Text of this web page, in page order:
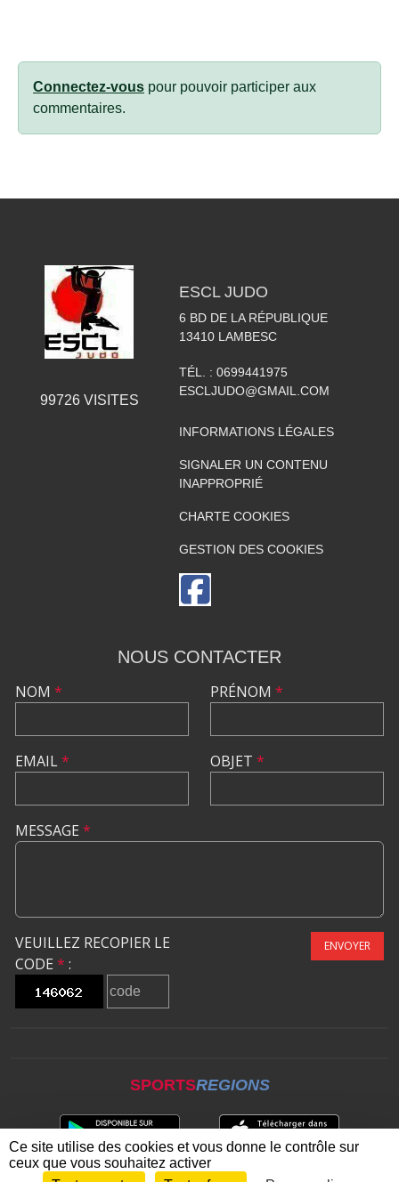
Connectez-vous pour pouvoir participer aux
commentaires.
99726VISITES
ESCL JUDO
6 BD DE LA RÉPUBLIQUE
13410 LAMBESC
TÉL. : 0699441975
ESCLJUDO@GMAIL.COM
INFORMATIONS LÉGALES
SIGNALER UN CONTENU
INAPPROPRIÉ
CHARTE COOKIES
GESTION DES COOKIES
NOUS CONTACTER
NOM *
EMAIL*
PRÉNOM *
OBJET *
MESSAGE *
VEUILLEZ RECOPIER LE
CODE * :
ENVOYER
SPORTSREGIONS
Ce site utilise des cookies et vous donne le contrôle sur
ceux que vous souhaitez activer